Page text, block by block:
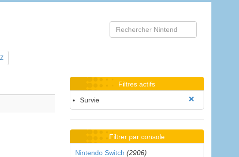
Z
Filtres actifs
Survie
Filtrer par console
Nintendo Switch (2906)